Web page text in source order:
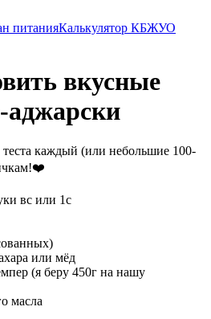
питанияКалькулятор КБЖУО
вкусные
аджарски
каждый (или небольшие 100-
вс или 1с
или мёд
(я беру 450г на нашу
масла